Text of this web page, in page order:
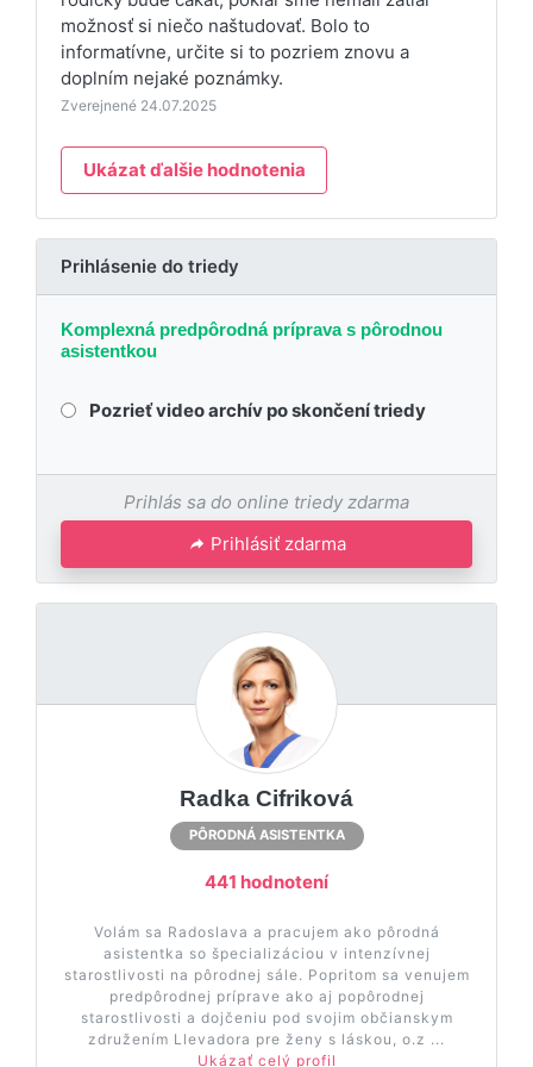
možnosť si niečo naštudovať. Bolo to
informatívne, určite si to pozriem znovu a
doplním nejaké poznámky.
Zverejnené 24.07.2025
Ukázat ďalšie hodnotenia
Prihlásenie do triedy
Komplexná predpôrodná príprava s pôrodnou
asistentkou
Pozrieť video archív po skončení triedy
Prihlás sa do online triedy zdarma
Prihlásiť zdarma
Radka Cifriková
PÔRODNÁ ASISTENTKA
441 hodnotení
Volám sa Radoslava a pracujem ako pôrodná
asistentka so špecializáciou v intenzívnej
starostlivosti na pôrodnej sále. Popritom sa venujem
predpôrodnej príprave ako aj popôrodnej
starostlivosti a dojčeniu pod svojim občianskym
združením Llevadora pre ženy s láskou, o.z ...
Ukázať celý profil